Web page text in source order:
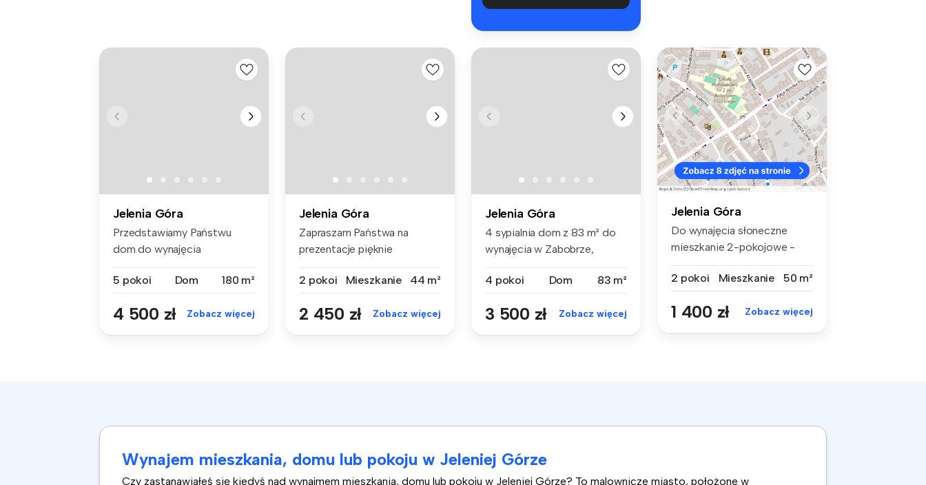
Jelenia Góra
Przedstawiamy Państwu
dom do wynajęcia
5 pokoi
Dom 180 m²
4 500 zł Zobacz więcej
Jelenia Góra
Zapraszam Państwa na
prezentacje pięknie
2 pokoi
Mieszkanie 44 m²
2 450 zł Zobacz więcej
Jelenia Góra
4 sypialnia dom z 83 m² do
wynajęcia w Zabobrze,
4 pokoi
Dom 83 m²
3 500 zł Zobacz więcej
Jelenia Góra
Do wynajęcia słoneczne
mieszkanie 2-pokojowe -
2 pokoi
Mieszkanie 50 m²
1 400 zł Zobacz więcej
Wynajem mieszkania, domu lub pokoju w Jeleniej Górze
Czy zastanawiałeś się kiedyś nad wynajmem mieszkania, domu lub pokoju w Jeleniej Górze? To malownicze miasto, położone w